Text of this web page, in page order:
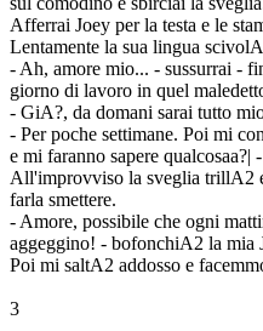
Afferrai Joey per la testa e le
Lentamente la sua lingua
- Ah, amore mio... - sussurrai -
giorno di lavoro in quel
- GiA?, da domani sarai tutto
- Per poche settimane. Poi mi
e mi faranno sapere qualcosaa?| -
All'improvviso la sveglia trillA2
farla smettere.
- Amore, possibile che ogni
aggeggino! - bofonchiA2 la mia
Poi mi saltA2 addosso e
3